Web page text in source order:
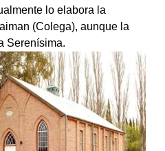
lo elabora la
(Colega), aunque la
Serenísima.